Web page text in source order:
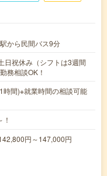
から民間バス9分
祝休み（シフトは3週間
務相談OK！
間)※就業時間の相談可能
円～147,000円